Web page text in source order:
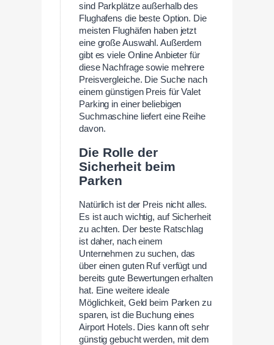
sind Parkplätze außerhalb des
Flughafens die beste Option. Die
meisten Flughäfen haben jetzt
eine große Auswahl. Außerdem
gibt es viele Online Anbieter für
diese Nachfrage sowie mehrere
Preisvergleiche. Die Suche nach
einem günstigen Preis für Valet
Parking in einer beliebigen
Suchmaschine liefert eine Reihe
davon.
Die Rolle der
Sicherheit beim
Parken
Natürlich ist der Preis nicht alles.
Es ist auch wichtig, auf Sicherheit
zu achten. Der beste Ratschlag
ist daher, nach einem
Unternehmen zu suchen, das
über einen guten Ruf verfügt und
bereits gute Bewertungen erhalten
hat. Eine weitere ideale
Möglichkeit, Geld beim Parken zu
sparen, ist die Buchung eines
Airport Hotels. Dies kann oft sehr
günstig gebucht werden, mit dem